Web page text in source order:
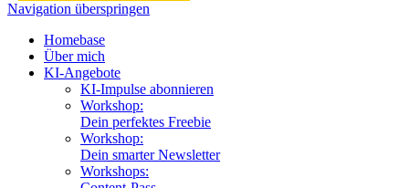
Navigation überspringen
Homebase
Über mich
KI-Angebote
KI-Impulse abonnieren
Workshop:
Dein perfektes Freebie
Workshop:
Dein smarter Newsletter
Workshops: